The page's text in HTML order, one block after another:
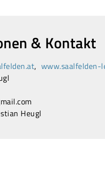
& Kontakt
, www.saalfelden-
Heugl